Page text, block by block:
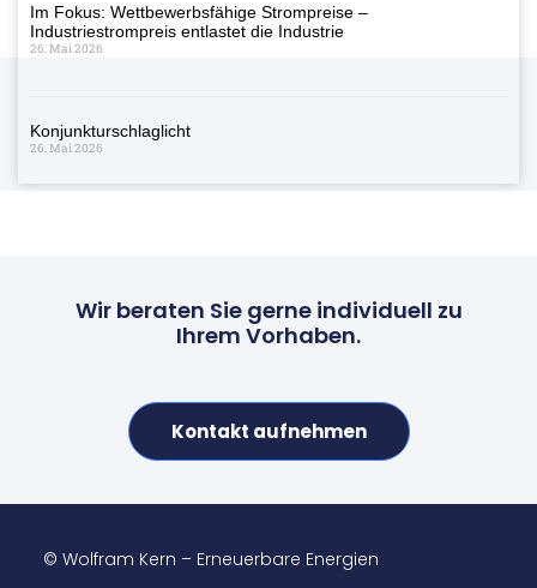
Im Fokus: Wettbewerbsfähige Strompreise –
Industriestrompreis entlastet die Industrie
26. Mai 2026
Konjunkturschlaglicht
26. Mai 2026
Wir beraten Sie gerne individuell zu
Ihrem Vorhaben.
Kontakt aufnehmen
© Wolfram Kern – Erneuerbare Energien